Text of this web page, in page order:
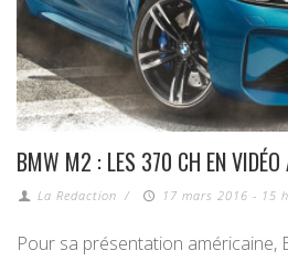
BMW M2 : LES 370 CH EN VIDÉO
La Redaction / 17 mars 2016 - 15
Pour sa présentation américaine,